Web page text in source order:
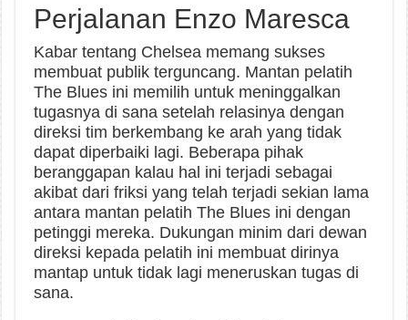
Perjalanan Enzo Maresca
Kabar tentang Chelsea memang sukses
membuat publik terguncang. Mantan pelatih
The Blues ini memilih untuk meninggalkan
tugasnya di sana setelah relasinya dengan
direksi tim berkembang ke arah yang tidak
dapat diperbaiki lagi. Beberapa pihak
beranggapan kalau hal ini terjadi sebagai
akibat dari friksi yang telah terjadi sekian lama
antara mantan pelatih The Blues ini dengan
petinggi mereka. Dukungan minim dari dewan
direksi kepada pelatih ini membuat dirinya
mantap untuk tidak lagi meneruskan tugas di
sana.